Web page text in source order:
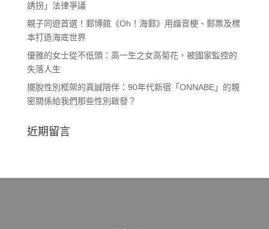
誘拐」法律爭議
親子同遊首選！郵博館《Oh！海郵》用諧音梗、郵票及標
本打造海底世界
優雅的女士從不低頭：高一生之女高菊花，被國家監控的
失落人生
擺脫性別框架的真誠陪伴：90年代新宿「ONNABE」的親
密關係給我們那些性別啟發？
近期留言